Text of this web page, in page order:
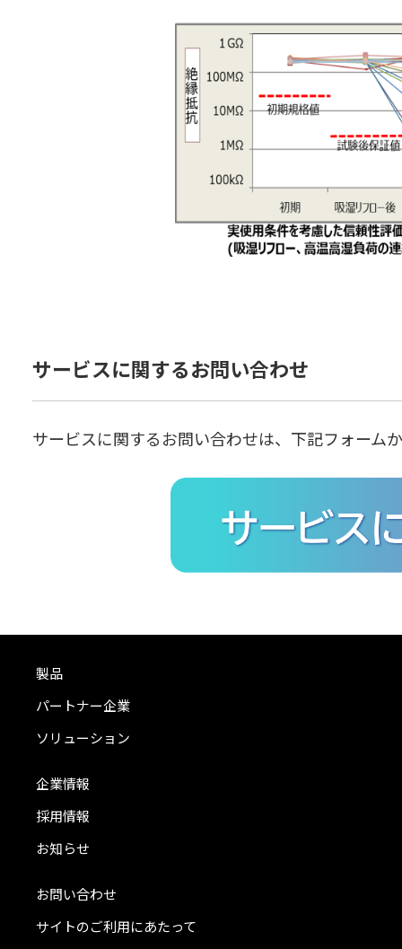
サービスに関するお問い合わせ
サービスに関するお問い合わせは、下記フォーム
製品
パートナー企業
ソリューション
企業情報
採用情報
お知らせ
お問い合わせ
サイトのご利用にあたって